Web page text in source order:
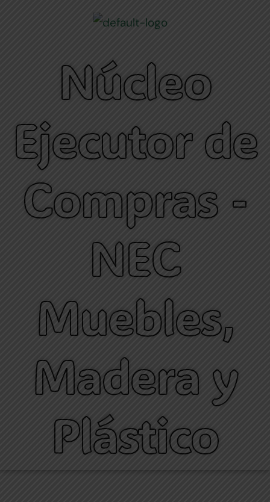
Núcleo
Ejecutor de
Compras -
NEC
Muebles,
Madera y
Plástico